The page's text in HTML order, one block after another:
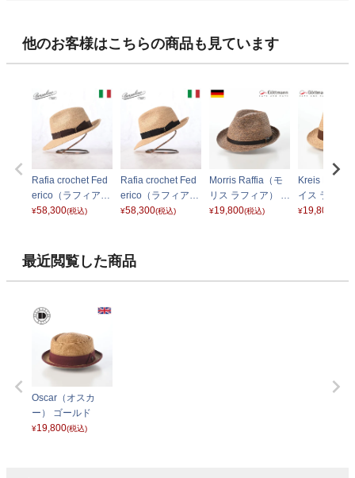
他のお客様はこちらの商品も見ています
Rafia crochet Fed
erico（ラフィアク
ロシェ フェデリ
¥58,300(税込)
Rafia crochet Fed
erico（ラフィアク
ロシェ フェデリ
¥58,300(税込)
Morris Raffia（モ
リス ラフィア） G
29422560 ブラウ
¥19,800(税込)
Kreis Raffia
イス ラフィ
49412371
¥19,800
最近閲覧した商品
Oscar（オスカ
ー） ゴールド
¥19,800(税込)